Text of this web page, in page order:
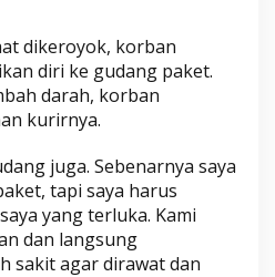
dikeroyok, korban
diri ke gudang paket.
darah, korban
kurirnya.
juga. Sebenarnya saya
tapi saya harus
yang terluka. Kami
dan langsung
sakit agar dirawat dan